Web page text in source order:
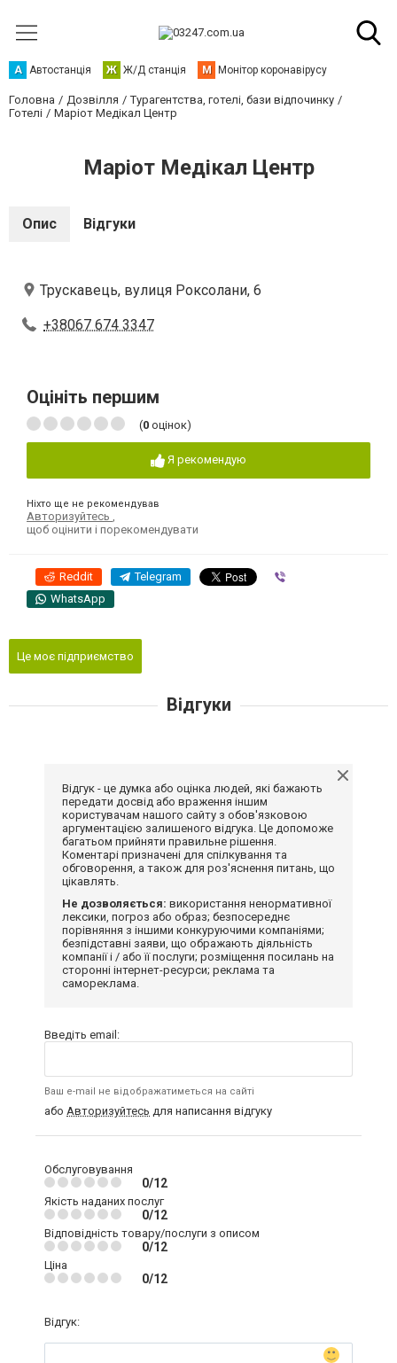
А Автостанція Ж Ж/Д станція М Монітор коронавірусу
Головна Дозвілля
Турагентства, готелі, бази відпочинку
Готелі
Маріот Медікал Центр
Маріот Медікал Центр
Опис Відгуки
Трускавець, вулиця Роксолани, 6
+38067 674 3347
Оцініть першим
(0 оцінок)
Я рекомендую
Ніхто ще не рекомендував
Авторизуйтесь
щоб оцінити і порекомендувати
Reddit Telegram
WhatsApp
Це моє підприємство
Відгуки
Відгук - це думка або оцінка людей, які бажають
передати досвід або враження іншим
користувачам нашого сайту з обов'язковою
аргументацією залишеного відгука. Це допоможе
багатьом прийняти правильне рішення.
Коментарі призначені для спілкування та
обговорення, а також для роз'яснення питань, що
цікавлять.
Не дозволяється: використання ненормативної
лексики, погроз або образ; безпосереднє
порівняння з іншими конкуруючими компаніями;
безпідставні заяви, що ображають діяльність
компанії і / або її послуги; розміщення посилань на
сторонні інтернет-ресурси; реклама та
самореклама.
Введіть email:
Ваш e-mail не відображатиметься на сайті
або Авторизуйтесь для написання відгуку
Обслуговування
0/12
Якість наданих послуг
0/12
Відповідність товару/послуги з описом
0/12
Ціна
0/12
Відгук: